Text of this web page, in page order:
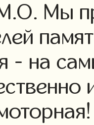
Мы
- на